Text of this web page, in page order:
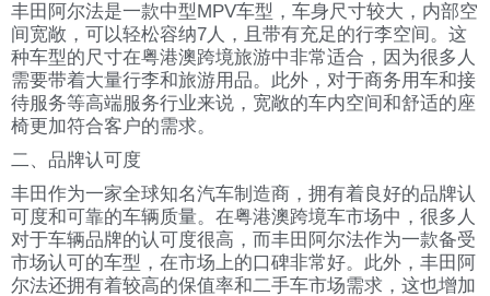
丰田阿尔法是一款中型MPV车型，车身尺寸较大，内部空
间宽敞，可以轻松容纳7人，且带有充足的行李空间。这
种车型的尺寸在粤港澳跨境旅游中非常适合，因为很多人
需要带着大量行李和旅游用品。此外，对于商务用车和接
待服务等高端服务行业来说，宽敞的车内空间和舒适的座
椅更加符合客户的需求。
二、品牌认可度
丰田作为一家全球知名汽车制造商，拥有着良好的品牌认
可度和可靠的车辆质量。在粤港澳跨境车市场中，很多人
对于车辆品牌的认可度很高，而丰田阿尔法作为一款备受
市场认可的车型，在市场上的口碑非常好。此外，丰田阿
尔法还拥有着较高的保值率和二手车市场需求，这也增加